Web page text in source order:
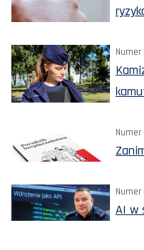
Numer
Numer
Numer
AI w